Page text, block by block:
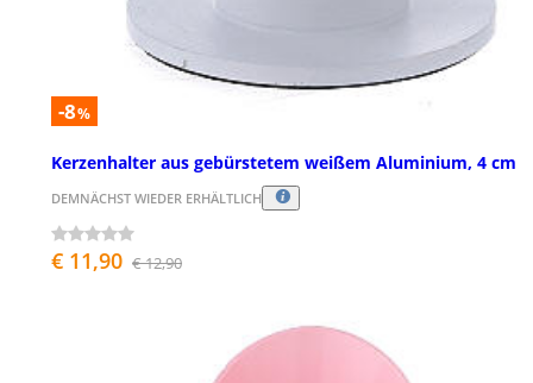
-8%
Kerzenhalter aus gebürstetem weißem Aluminium, 4 cm
DEMNÄCHST WIEDER ERHÄLTLICH
€ 11,90 € 12,90